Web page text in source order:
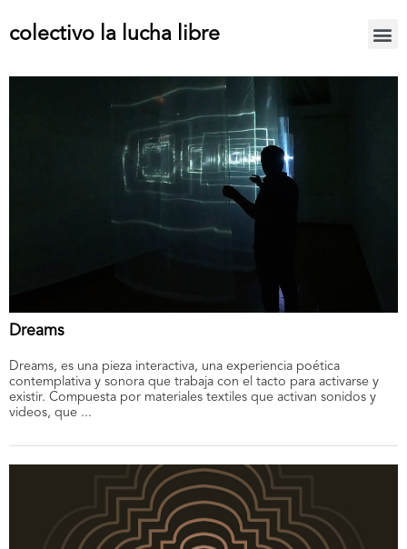
colectivo la lucha libre
Dreams
Dreams, es una pieza interactiva, una experiencia poética
contemplativa y sonora que trabaja con el tacto para activarse y
existir. Compuesta por materiales textiles que activan sonidos y
videos, que ...